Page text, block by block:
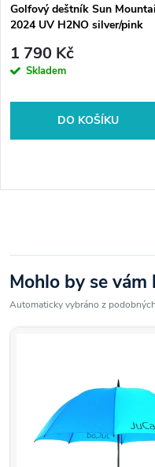
Golfový deštník Sun
2024 UV H2NO silver/pink
1 790 Kč
Skladem
DO KOŠÍKU
Mohlo by se
Automaticky vybráno z